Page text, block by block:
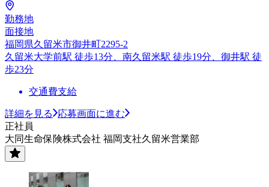
勤務地
面接地
福岡県久留米市御井町2295-2
久留米大学前駅 徒歩13分、南久留米駅 徒歩19分、御井駅 徒
歩23分
交通費支給
詳細を見る
応募画面に進む
正社員
大同生命保険株式会社 福岡支社久留米営業部